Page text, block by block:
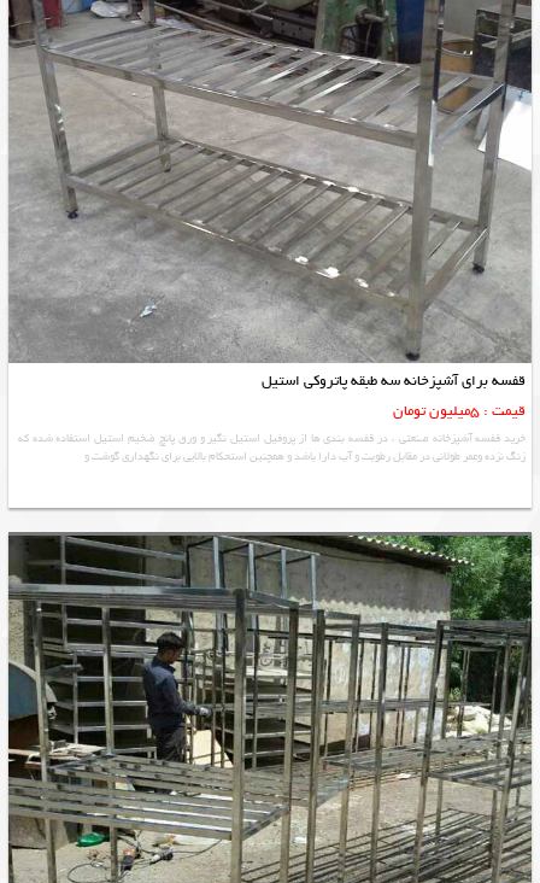
قفسه برای آشپزخانه سه طبقه پاتروکی استیل
قیمت : 5میلیون تومان
خرید قفسه آشپزخانه صنعتی ، در قفسه بندی ها از پروفیل استیل نگیر و ورق پانچ ضخیم استیل استفاده شده که
زنگ نزده وعمر طولانی در مقابل رطوبت و آب دارا باشد و همچنین استحکام بالایی برای نگهداری گوشت و